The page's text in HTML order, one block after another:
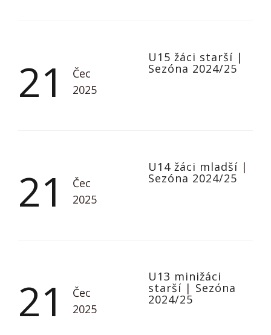
21
Čec
2025
U15 žáci starší |
Sezóna 2024/25
21
Čec
2025
U14 žáci mladší |
Sezóna 2024/25
21
Čec
2025
U13 minižáci
starší | Sezóna
2024/25